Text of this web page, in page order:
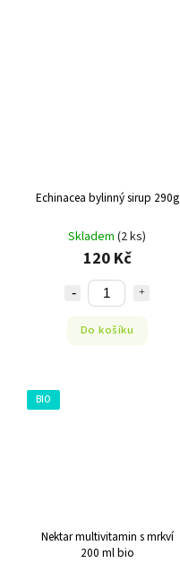
Echinacea bylinný sirup 290g
Skladem (2 ks)
120 Kč
Do košíku
BIO
Nektar multivitamin s mrkví
200 ml bio